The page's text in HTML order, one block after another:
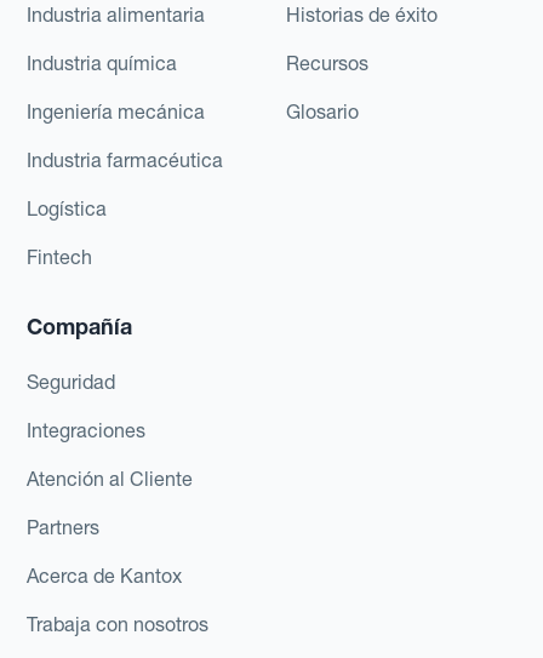
Industria alimentaria
Industria química
Ingeniería mecánica
Industria farmacéutica
Logística
Fintech
Historias de éxito
Recursos
Glosario
Compañía
Seguridad
Integraciones
Atención al Cliente
Partners
Acerca de Kantox
Trabaja con nosotros